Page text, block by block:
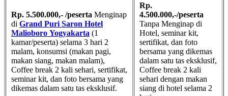
Rp. 5.500.000,- /peserta Menginap
di Grand Puri Saron Hotel
Malioboro Yogyakarta (1
kamar/peserta) selama 3 hari 2
malam, konsumsi (makan pagi,
makan siang, makan malam),
Coffee break 2 kali sehari, sertifikat,
seminar kit, dan foto bersama yang
dikemas dalam satu tas eksklusif.
Rp.
4.500.000,-/peserta
Tanpa Menginap di
Hotel, seminar kit,
sertifikat, dan foto
bersama yang dikemas
dalam satu tas eksklusif,
Coffee break 2 kali
sehari dengan makan
siang di hotel selama 2